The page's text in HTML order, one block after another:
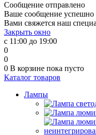
Сообщение отправлено
Ваше сообщение успешно
Вами свяжется наш
Закрыть окно
с 11:00 до 19:00
0
0
0 В корзине пока пусто
Каталог товаров
Лампы